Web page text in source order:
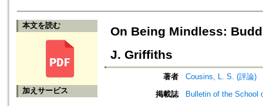
本文を読む
加えサービス
On Being Mindless:
J. Griffiths
著者
Cousins, L. S. (評論)
掲載誌
Bulletin of the School